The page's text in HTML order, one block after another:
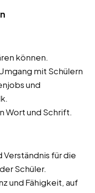
können.
mit Schülern
und
Wort und Schrift.
für die
Schüler.
und Fähigkeit, auf